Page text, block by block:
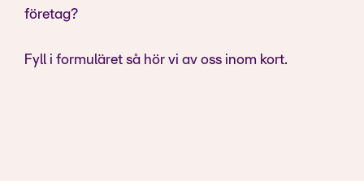
företag?
Fyll i formuläret så hör vi av oss inom kort.